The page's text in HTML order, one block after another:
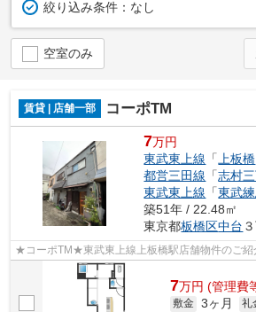
絞り込み条件： なし
空室のみ
賃貸 | 店舗一部 コーポTM
7万円
東武東上線 「 上板橋
都営三田線 「志村
東武東上線 「東武
築51年 / 22.48㎡
東京都板橋区中台
★コーポTM★東武東上線上板橋駅店舗物件のご紹
7万円 (管理費
敷金 3ヶ月 礼